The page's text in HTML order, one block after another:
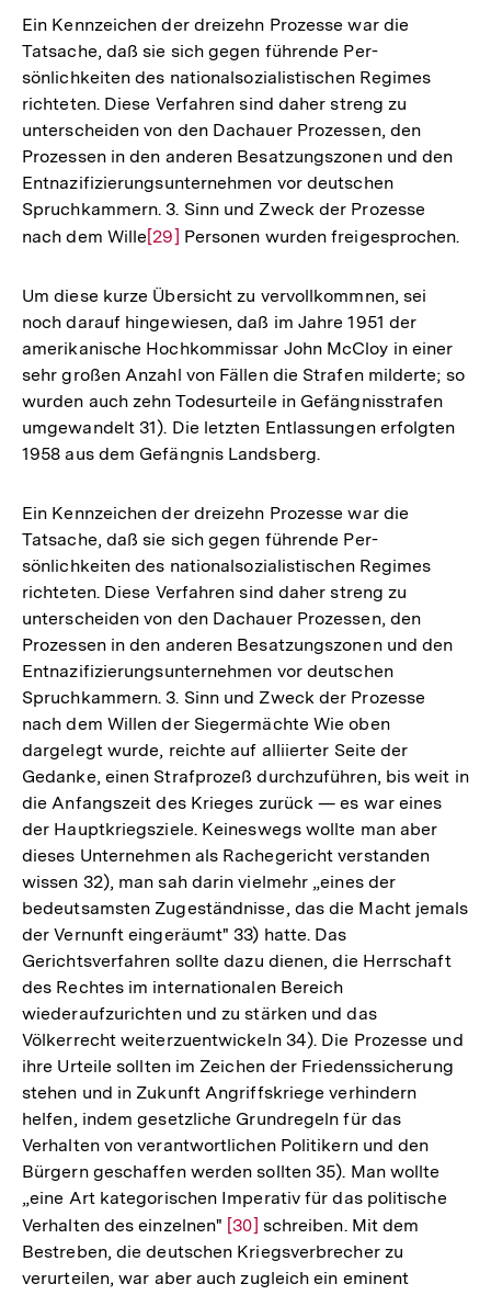
Fußnote
Ein Kennzeichen der dreizehn Prozesse war die
Tatsache, daß sie sich gegen führende Per-
sönlichkeiten des nationalsozialistischen Regimes
richteten. Diese Verfahren sind daher streng zu
unterscheiden von den Dachauer Prozessen, den
Prozessen in den anderen Besatzungszonen und den
Entnazifizierungsunternehmen vor deutschen
Spruchkammern. 3. Sinn und Zweck der Prozesse
nach dem Wille Zur
der
Fußnote
[29] Personen wurden freigesprochen.
Um diese kurze Übersicht zu vervollkommnen, sei
noch darauf hingewiesen, daß im Jahre 1951 der
amerikanische Hochkommissar John McCloy in einer
sehr großen Anzahl von Fällen die Strafen milderte; so
wurden auch zehn Todesurteile in Gefängnisstrafen
umgewandelt 31). Die letzten Entlassungen erfolgten
1958 aus dem Gefängnis Landsberg.
Ein Kennzeichen der dreizehn Prozesse war die
Tatsache, daß sie sich gegen führende Per-
sönlichkeiten des nationalsozialistischen Regimes
richteten. Diese Verfahren sind daher streng zu
unterscheiden von den Dachauer Prozessen, den
Prozessen in den anderen Besatzungszonen und den
Entnazifizierungsunternehmen vor deutschen
Spruchkammern. 3. Sinn und Zweck der Prozesse
nach dem Willen der Siegermächte Wie oben
dargelegt wurde, reichte auf alliierter Seite der
Gedanke, einen Strafprozeß durchzuführen, bis weit in
die Anfangszeit des Krieges zurück — es war eines
der Hauptkriegsziele. Keineswegs wollte man aber
dieses Unternehmen als Rachegericht verstanden
wissen 32), man sah darin vielmehr „eines der
bedeutsamsten Zugeständnisse, das die Macht jemals
der Vernunft eingeräumt" 33) hatte. Das
Gerichtsverfahren sollte dazu dienen, die Herrschaft
des Rechtes im internationalen Bereich
wiederaufzurichten und zu stärken und das
Völkerrecht weiterzuentwickeln 34). Die Prozesse und
ihre Urteile sollten im Zeichen der Friedenssicherung
stehen und in Zukunft Angriffskriege verhindern
helfen, indem gesetzliche Grundregeln für das
Verhalten von verantwortlichen Politikern und den
Bürgern geschaffen werden sollten 35). Man wollte
„eine Art kategorischen Imperativ für das politische
Verhalten des einzelnen" Zur
Auflösung
der
[30] schreiben. Mit dem
Bestreben, die deutschen Kriegsverbrecher zu
verurteilen, war aber auch zugleich ein eminent